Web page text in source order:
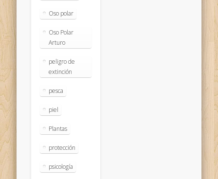
Oso polar
Oso Polar
Arturo
peligro de
extinción
pesca
piel
Plantas
protección
psicología